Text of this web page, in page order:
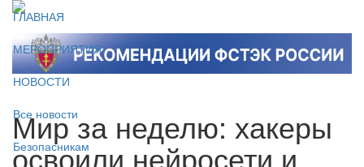
ГЛАВНАЯ
МЕРОПРИЯТИЯ
НОВОСТИ
Все новости
Безопасникам
Мир за неделю: хакеры
освоили нейросети и